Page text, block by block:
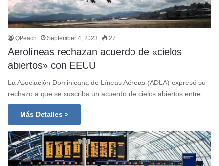
QPeach September 4, 2023 27
Aerolíneas rechazan acuerdo de «cielos
abiertos» con EEUU
La Asociación Dominicana de Líneas Aéreas (ADLA) expresó su
rechazo a que se suscriba un acuerdo de cielos abiertos entre…
Más Detalles »